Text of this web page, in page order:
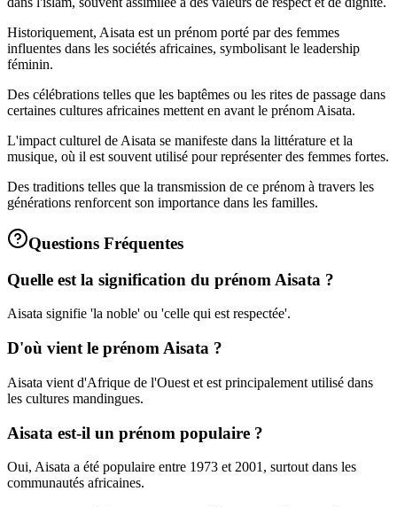
Historiquement, Aisata est un prénom porté par des femmes
influentes dans les sociétés africaines, symbolisant le leadership
féminin.
Des célébrations telles que les baptêmes ou les rites de passage dans
certaines cultures africaines mettent en avant le prénom Aisata.
L'impact culturel de Aisata se manifeste dans la littérature et la
musique, où il est souvent utilisé pour représenter des femmes fortes.
Des traditions telles que la transmission de ce prénom à travers les
générations renforcent son importance dans les familles.
Questions Fréquentes
Quelle est la signification du prénom Aisata ?
Aisata signifie 'la noble' ou 'celle qui est respectée'.
D'où vient le prénom Aisata ?
Aisata vient d'Afrique de l'Ouest et est principalement utilisé dans
les cultures mandingues.
Aisata est-il un prénom populaire ?
Oui, Aisata a été populaire entre 1973 et 2001, surtout dans les
communautés africaines.